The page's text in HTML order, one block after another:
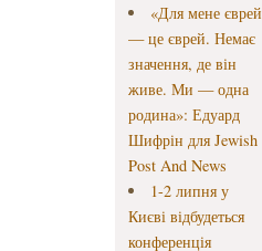
«Для мене єврей
— це єврей. Немає
значення, де він
живе. Ми — одна
родина»: Едуард
Шифрін для Jewish
Post And News
1-2 липня у
Києві відбудеться
конференція